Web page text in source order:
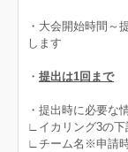
・大会開始時間～
します
・ 提出は1回まで
・提出時に必要な
∟イカリング3の下
∟チーム名※申請